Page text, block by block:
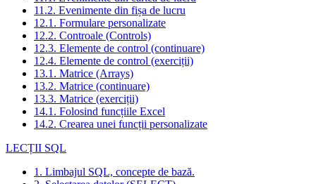
11.2. Evenimente din fișa de lucru
12.1. Formulare personalizate
12.2. Controale (Controls)
12.3. Elemente de control (continuare)
12.4. Elemente de control (exerciții)
13.1. Matrice (Arrays)
13.2. Matrice (continuare)
13.3. Matrice (exerciții)
14.1. Folosind funcțiile Excel
14.2. Crearea unei funcții personalizate
LECȚII SQL
1. Limbajul SQL, concepte de bază.